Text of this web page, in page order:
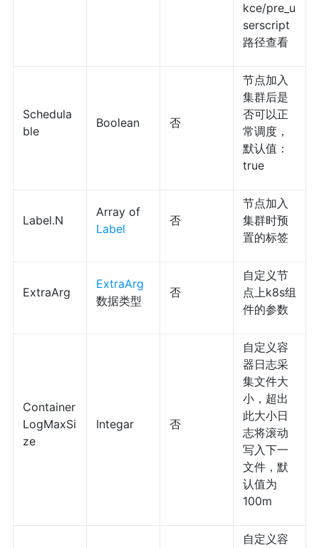
kce/pre_u
serscript
路径查看
Schedula
ble
Boolean 否
节点加入
集群后是
否可以正
常调度，
默认值：
true
Label.N
Array of
Label
否
节点加入
集群时预
置的标签
ExtraArg
ExtraArg
数据类型
否
自定义节
点上k8s组
件的参数
Container
LogMaxSi
ze
Integar 否
自定义容
器日志采
集文件大
小，超出
此大小日
志将滚动
写入下一
文件，默
认值为
100m
自定义容